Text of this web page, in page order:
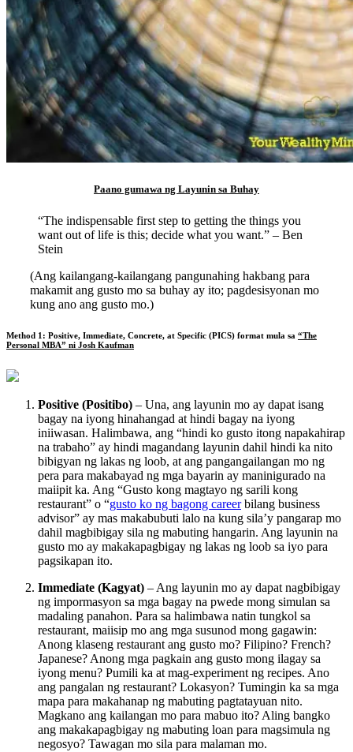
Paano gumawa ng Layunin sa Buhay
“The indispensable first step to getting the things you
want out of life is this; decide what you want.” – Ben
Stein
(Ang kailangang-kailangang pangunahing hakbang para
makamit ang gusto mo sa buhay ay ito; pagdesisyonan mo
kung ano ang gusto mo.)
Method 1: Positive, Immediate, Concrete, at Specific (PICS) format mula sa “The
Personal MBA” ni Josh Kaufman
Positive (Positibo) – Una, ang layunin mo ay dapat isang
bagay na iyong hinahangad at hindi bagay na iyong
iniiwasan. Halimbawa, ang “hindi ko gusto itong napakahirap
na trabaho” ay hindi magandang layunin dahil hindi ka nito
bibigyan ng lakas ng loob, at ang pangangailangan mo ng
pera para makabayad ng mga bayarin ay maninigurado na
maiipit ka. Ang “Gusto kong magtayo ng sarili kong
restaurant” o “gusto ko ng bagong careerbilang business
advisor” ay mas makabubuti lalo na kung sila’y pangarap mo
dahil magbibigay sila ng mabuting hangarin. Ang layunin na
gusto mo ay makakapagbigay ng lakas ng loob sa iyo para
pagsikapan ito.
Immediate (Kagyat) – Ang layunin mo ay dapat nagbibigay
ng impormasyon sa mga bagay na pwede mong simulan sa
madaling panahon. Para sa halimbawa natin tungkol sa
restaurant, maiisip mo ang mga susunod mong gagawin:
Anong klaseng restaurant ang gusto mo? Filipino? French?
Japanese? Anong mga pagkain ang gusto mong ilagay sa
iyong menu? Pumili ka at mag-experiment ng recipes. Ano
ang pangalan ng restaurant? Lokasyon? Tumingin ka sa mga
mapa para makahanap ng mabuting pagtatayuan nito.
Magkano ang kailangan mo para mabuo ito? Aling bangko
ang makakapagbigay ng mabuting loan para magsimula ng
negosyo? Tawagan mo sila para malaman mo.